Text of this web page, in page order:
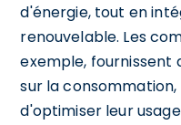
d'énergie, tout en
renouvelable. Les
exemple, fournissent
sur la
d'optimiser leur